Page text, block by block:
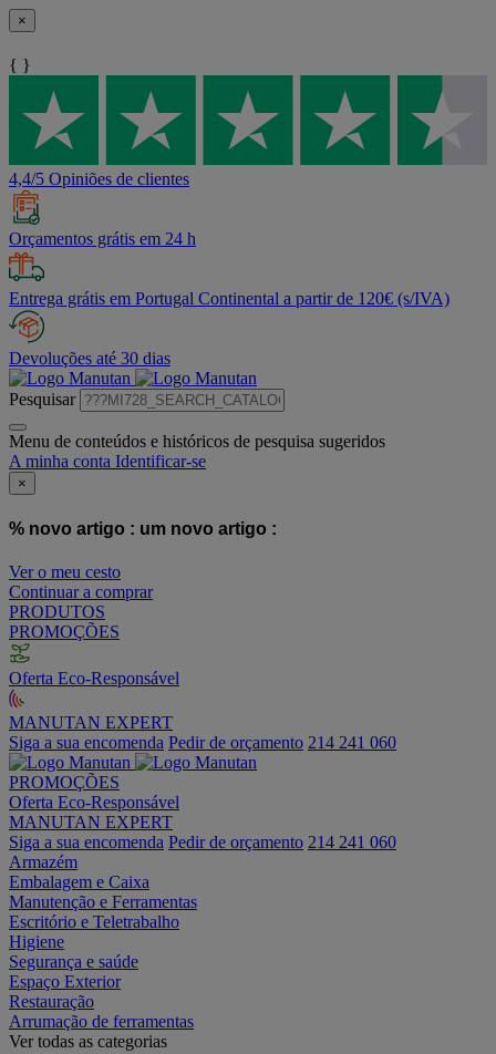
×
{ }
4,4/5 Opiniões de clientes
Orçamentos grátis em 24 h
Entrega grátis em Portugal Continental a partir de 120€ (s/IVA)
Devoluções até 30 dias
Pesquisar
Menu de conteúdos e históricos de pesquisa sugeridos
A minha conta Identificar-se
×
% novo artigo : um novo artigo :
Ver o meu cesto
Continuar a comprar
PRODUTOS
PROMOÇÕES
Oferta Eco-Responsável
MANUTAN EXPERT
Siga a sua encomenda Pedir de orçamento 214 241 060
PROMOÇÕES
Oferta Eco-Responsável
MANUTAN EXPERT
Siga a sua encomenda Pedir de orçamento 214 241 060
Armazém
Embalagem e Caixa
Manutenção e Ferramentas
Escritório e Teletrabalho
Higiene
Segurança e saúde
Espaço Exterior
Restauração
Arrumação de ferramentas
Ver todas as categorias